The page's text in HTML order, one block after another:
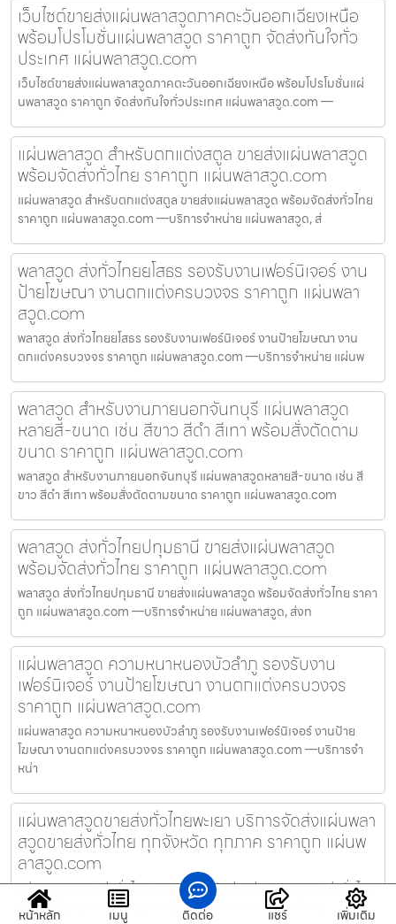
เว็บไซต์ขายส่งแผ่นพลาสวูดภาคตะวันออกเฉียงเหนือ
พร้อมโปรโมชั่นแผ่นพลาสวูด ราคาถูก จัดส่งทันใจทั่ว
ประเทศ แผ่นพลาสวูด.com
เว็บไซต์ขายส่งแผ่นพลาสวูดภาคตะวันออกเฉียงเหนือ พร้อมโปรโมชั่นแผ่
นพลาสวูด ราคาถูก จัดส่งทันใจทั่วประเทศ แผ่นพลาสวูด.com —
แผ่นพลาสวูด สำหรับตกแต่งสตูล ขายส่งแผ่นพลาสวูด
พร้อมจัดส่งทั่วไทย ราคาถูก แผ่นพลาสวูด.com
แผ่นพลาสวูด สำหรับตกแต่งสตูล ขายส่งแผ่นพลาสวูด พร้อมจัดส่งทั่วไทย
ราคาถูก แผ่นพลาสวูด.com —บริการจำหน่าย แผ่นพลาสวูด, ส่
พลาสวูด ส่งทั่วไทยยโสธร รองรับงานเฟอร์นิเจอร์ งาน
ป้ายโฆษณา งานตกแต่งครบวงจร ราคาถูก แผ่นพลา
สวูด.com
พลาสวูด ส่งทั่วไทยยโสธร รองรับงานเฟอร์นิเจอร์ งานป้ายโฆษณา งาน
ตกแต่งครบวงจร ราคาถูก แผ่นพลาสวูด.com —บริการจำหน่าย แผ่นพ
พลาสวูด สำหรับงานภายนอกจันทบุรี แผ่นพลาสวูด
หลายสี-ขนาด เช่น สีขาว สีดำ สีเทา พร้อมสั่งตัดตาม
ขนาด ราคาถูก แผ่นพลาสวูด.com
พลาสวูด สำหรับงานภายนอกจันทบุรี แผ่นพลาสวูดหลายสี-ขนาด เช่น สี
ขาว สีดำ สีเทา พร้อมสั่งตัดตามขนาด ราคาถูก แผ่นพลาสวูด.com
พลาสวูด ส่งทั่วไทยปทุมธานี ขายส่งแผ่นพลาสวูด
พร้อมจัดส่งทั่วไทย ราคาถูก แผ่นพลาสวูด.com
พลาสวูด ส่งทั่วไทยปทุมธานี ขายส่งแผ่นพลาสวูด พร้อมจัดส่งทั่วไทย ราคา
ถูก แผ่นพลาสวูด.com —บริการจำหน่าย แผ่นพลาสวูด, ส่งท
แผ่นพลาสวูด ความหนาหนองบัวลำภู รองรับงาน
เฟอร์นิเจอร์ งานป้ายโฆษณา งานตกแต่งครบวงจร
ราคาถูก แผ่นพลาสวูด.com
แผ่นพลาสวูด ความหนาหนองบัวลำภู รองรับงานเฟอร์นิเจอร์ งานป้าย
โฆษณา งานตกแต่งครบวงจร ราคาถูก แผ่นพลาสวูด.com —บริการจำ
หน่า
แผ่นพลาสวูดขายส่งทั่วไทยพะเยา บริการจัดส่งแผ่นพลา
สวูดขายส่งทั่วไทย ทุกจังหวัด ทุกภาค ราคาถูก แผ่นพ
ลาสวูด.com
แผ่นพลาสวูดขายส่งทั่วไทยพะเยา บริการจัดส่งแผ่นพลาสวูดขายส่งทั่วไทย
ทุกจังหวัด ทุกภาค ราคาถูก แผ่นพลาสวูด.com —บริการจำหน
หน้าหลัก เมนู ติดต่อ แชร์ เพิ่มเติม